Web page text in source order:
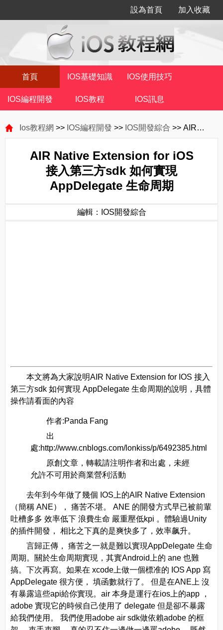
設為首頁 加入收藏
首頁 IOS基礎知識 IOS使用技巧
IOS編程開發 IOS教程 IOS訊息
Ios教程網 >> IOS編程開發 >> IOS開發綜合 >> AIR Native Extension for iOS 接入第三方sdk 如何實現 AppDelegate 生命周期
AIR Native Extension for iOS
接入第三方sdk 如何實現
AppDelegate 生命周期
編輯：IOS開發綜合
本文將為大家說明AIR Native Extension for IOS 接入
第三方sdk 如何實現 AppDelegate 生命周期的說明，具體
操作請看面的內容
作者:Panda Fang
出
處:http://www.cnblogs.com/lonkiss/p/6492385.html
原創文章，轉載請注明作者和出處，未經
允許不可用於商業營利活動
去年到今年做了幾個 IOS上的AIR Native Extension
（簡稱 ANE）， 痛苦不堪。 ANE 的開發方式早已被前輩
吐槽多多 效率低下 浪費生命 嚴重壓低kpi 。體驗過Unity
的插件開發， 相比之下真的是爽快多了，效率飙升。
言歸正傳， 痛苦之一就是難以實現AppDelegate 生命
周期。關於生命周期實現，其實Android上的 ane 也難
搞。下次再寫。如果在 xcode上做一個標准的 IOS App 寫
AppDelegate 很方便， 填函數就行了。 但是在ANE上 沒
有暴露這些api給你實現。air 本身是運行在ios上的app ，
adobe 實現它的時候自己使用了 delegate 但是卻不暴露
給我們使用。 我們使用adobe air sdk做依賴adobe 的框